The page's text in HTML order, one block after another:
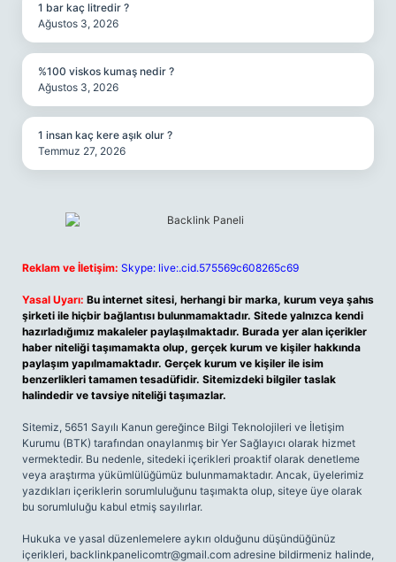
1 bar kaç litredir ?
Ağustos 3, 2026
%100 viskos kumaş nedir ?
Ağustos 3, 2026
1 insan kaç kere aşık olur ?
Temmuz 27, 2026
Reklam ve İletişim: Skype: live:.cid.575569c608265c69
Yasal Uyarı: Bu internet sitesi, herhangi bir marka, kurum veya şahıs
şirketi ile hiçbir bağlantısı bulunmamaktadır. Sitede yalnızca kendi
hazırladığımız makaleler paylaşılmaktadır. Burada yer alan içerikler
haber niteliği taşımamakta olup, gerçek kurum ve kişiler hakkında
paylaşım yapılmamaktadır. Gerçek kurum ve kişiler ile isim
benzerlikleri tamamen tesadüfidir. Sitemizdeki bilgiler taslak
halindedir ve tavsiye niteliği taşımazlar.
Sitemiz, 5651 Sayılı Kanun gereğince Bilgi Teknolojileri ve İletişim
Kurumu (BTK) tarafından onaylanmış bir Yer Sağlayıcı olarak hizmet
vermektedir. Bu nedenle, sitedeki içerikleri proaktif olarak denetleme
veya araştırma yükümlülüğümüz bulunmamaktadır. Ancak, üyelerimiz
yazdıkları içeriklerin sorumluluğunu taşımakta olup, siteye üye olarak
bu sorumluluğu kabul etmiş sayılırlar.
Hukuka ve yasal düzenlemelere aykırı olduğunu düşündüğünüz
içerikleri, backlinkpanelicomtr@gmail.com adresine bildirmeniz halinde,